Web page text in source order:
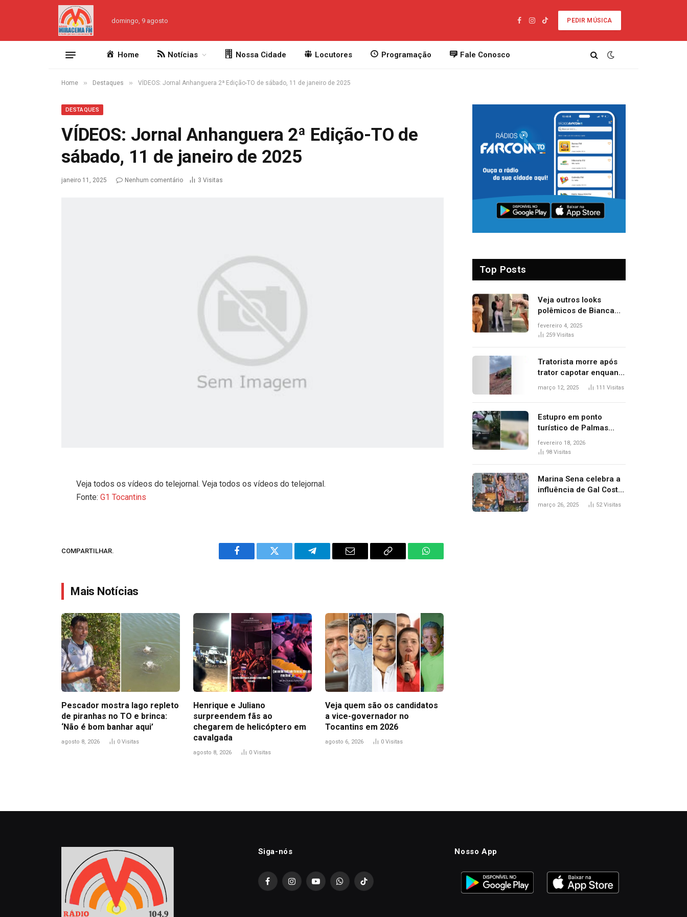
domingo, 9 agosto
Facebook
Instagram
TikTok
PEDIR MÚSICA
Home Notícias Nossa Cidade Locutores Programação Fale Conosco
Home » Destaques » VÍDEOS: Jornal Anhanguera 2ª Edição-TO de sábado, 11 de janeiro de 2025
DESTAQUES
VÍDEOS: Jornal Anhanguera 2ª Edição-TO de
sábado, 11 de janeiro de 2025
janeiro 11, 2025 Nenhum comentário 3 Visitas
Veja todos os vídeos do telejornal. Veja todos os vídeos do telejornal.
Fonte:G1 Tocantins
COMPARTILHAR.
Facebook Twitter Telegram Email
Copy
WhatsApp
Mais Notícias
Pescador mostra lago repleto
de piranhas no TO e brinca:
‘Não é bom banhar aqui’
agosto 8, 2026 0 Visitas
Henrique e Juliano
surpreendem fãs ao
chegarem de helicóptero em
cavalgada
agosto 8, 2026 0 Visitas
Veja quem são os candidatos
a vice-governador no
Tocantins em 2026
agosto 6, 2026 0 Visitas
Top Posts
Veja outros looks
polêmicos de Bianca
Censori, esposa de
Kanye West que
fevereiro 4, 2025
259 Visitas
Tratorista morre após
trator capotar enquanto
removia vegetação em
março 12, 2025 111 Visitas
Estupro em ponto
turístico de Palmas
ocorreu em frente à
viatura e base de
fevereiro 18, 2026
98 Visitas
Marina Sena celebra a
influência de Gal Costa
na arte do álbum
março 26, 2025 52Visitas
Siga-nós
FacebookInstagramYouTubeWhatsAppTikTok
Nosso App